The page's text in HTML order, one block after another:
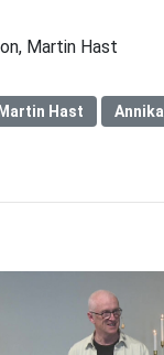
Martin Hast
Martin Hast